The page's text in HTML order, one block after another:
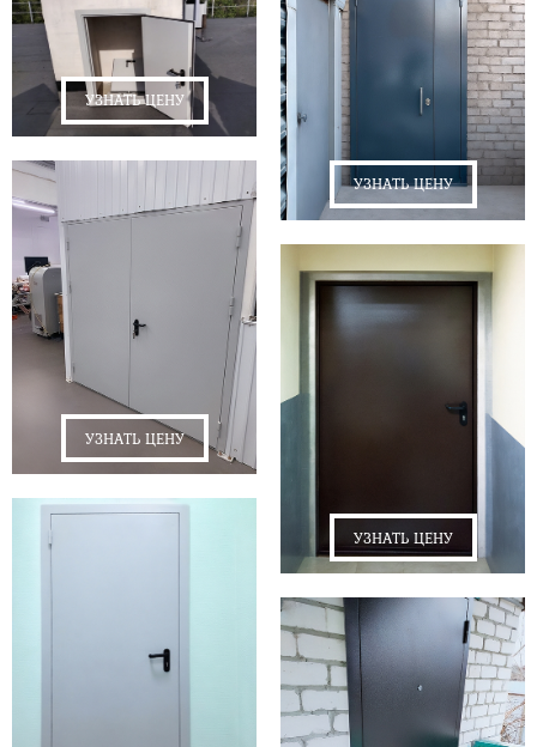
УЗНАТЬ ЦЕНУ
УЗНАТЬ ЦЕНУ
УЗНАТЬ ЦЕНУ
УЗНАТЬ ЦЕНУ